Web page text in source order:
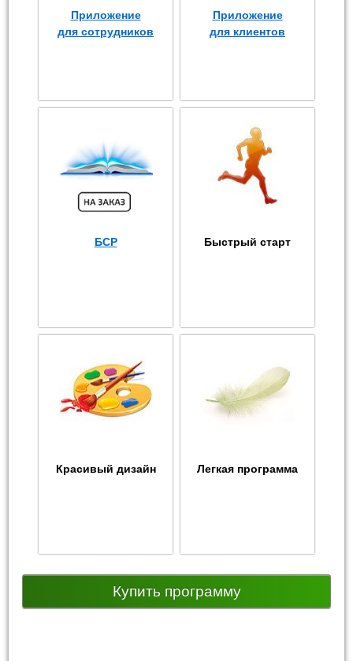
Приложение
для сотрудников
Приложение
для клиентов
БСР Быстрый старт
Красивый дизайн Легкая программа
Купить программу